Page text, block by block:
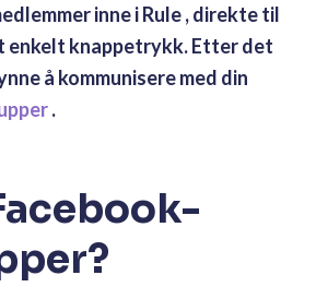
inne i Rule , direkte til
enkelt knappetrykk. Etter det
å kommunisere med din
.